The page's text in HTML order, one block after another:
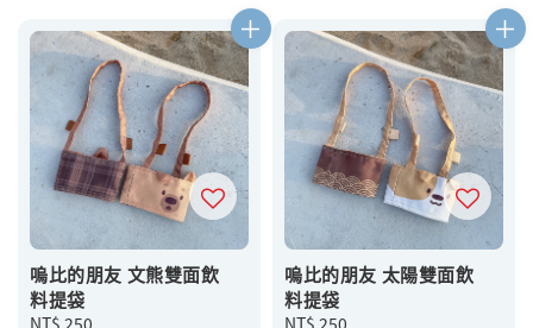
嗚比的朋友 文熊雙面飲
料提袋
嗚比的朋友 太陽雙面飲
料提袋